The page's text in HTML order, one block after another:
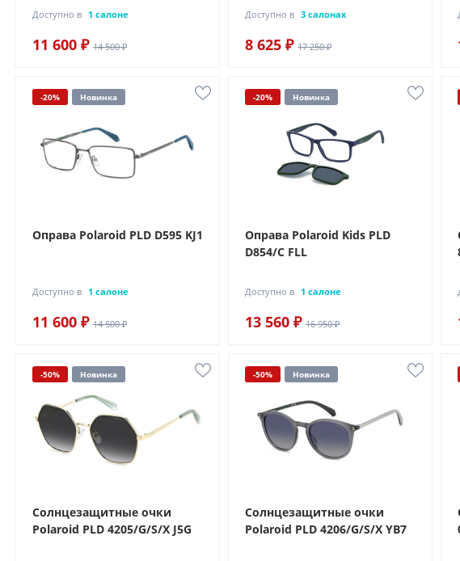
Доступно в 1 салоне
11 600 ₽ 14 500 ₽
Доступно в 3 салонах
8 625 ₽ 17 250 ₽
-20% Новинка
Оправа Polaroid PLD D595 KJ1
Доступно в 1 салоне
11 600 ₽ 14 500 ₽
-20% Новинка
Оправа Polaroid Kids PLD
D854/C FLL
Доступно в 1 салоне
13 560 ₽ 16 950 ₽
-50% Новинка
Солнцезащитные очки
Polaroid PLD 4205/G/S/X J5G
-50% Новинка
Солнцезащитные очки
Polaroid PLD 4206/G/S/X YB7